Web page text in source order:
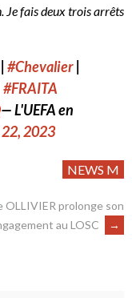
Je fais deux trois arrêts
#Chevalier|
#FRAITA
— L'UEFA en
2023
NEWS M
OLLIVIER prolonge son
au LOSC
→